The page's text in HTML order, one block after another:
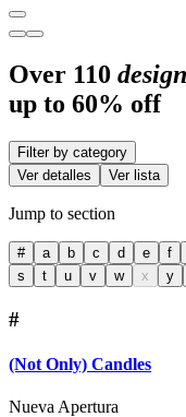
Over 110
up to 60% off
Filter by category
Ver detalles
Ver lista
Jump to section
# a b c d e f
s
t u v w x y
#
(Not Only) Candles
Nueva Apertura